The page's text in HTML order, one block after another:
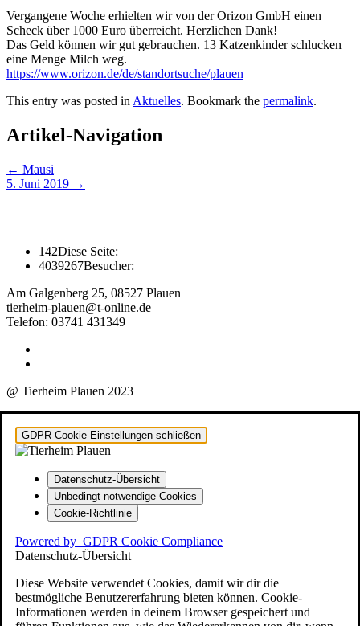
Vergangene Woche erhielten wir von der Orizon GmbH einen
Scheck über 1000 Euro überreicht. Herzlichen Dank!
Das Geld können wir gut gebrauchen. 13 Katzenkinder schlucken
eine Menge Milch weg.
https://www.orizon.de/de/standortsuche/plauen
This entry was posted in Aktuelles. Bookmark the permalink.
Artikel-Navigation
← Mausi
5. Juni 2019 →
142Diese Seite:
4039267Besucher:
Am Galgenberg 25, 08527 Plauen
tierheim-plauen@t-online.de
Telefon: 03741 431349
@ Tierheim Plauen 2023
GDPR Cookie-Einstellungen schließen
Datenschutz-Übersicht
Unbedingt notwendige Cookies
Cookie-Richtlinie
Powered by GDPR Cookie Compliance
Datenschutz-Übersicht
Diese Website verwendet Cookies, damit wir dir die
bestmögliche Benutzererfahrung bieten können. Cookie-
Informationen werden in deinem Browser gespeichert und